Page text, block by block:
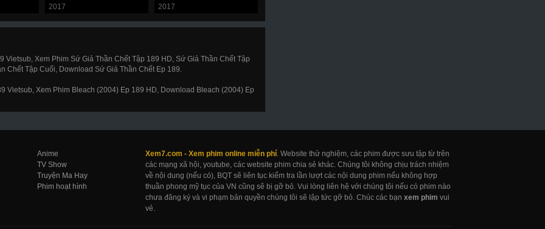
2017
2017
Vietsub, Xem Phim Sứ Giả Thần Chết Tập 189 HD, Sứ Giả Thần Chết Tập
Chết Tập Cuối, Download Sứ Giả Thần Chết Ep 189.
Vietsub, Xem Phim Bleach (2004) Ep 189 HD, Download Bleach (2004) Ep
Anime
TV Show
Truyện Ma Hay
Phim hoạt hình
Xem7.com - Xem phim online miễn phí. Website thử nghiệm, các phim được sưu tập từ trên
các mạng xã hội, youtube, các website phim chia sẻ khác. Chúng tôi không chịu trách nhiệm
về nội dung (nếu có), BQT sẽ liên tục kiểm tra lần lượt các nội dung phim nếu không hợp
thuần phong mỹ tục của VN cũng sẽ bị gỡ bỏ. Vui lòng liên hệ với chúng tôi nếu có phim nào
chưa đăng ký và vi phạm bản quyền chúng tôi sẽ lập tức gỡ bỏ. Chúc các bạn xem phim vui
vẻ.